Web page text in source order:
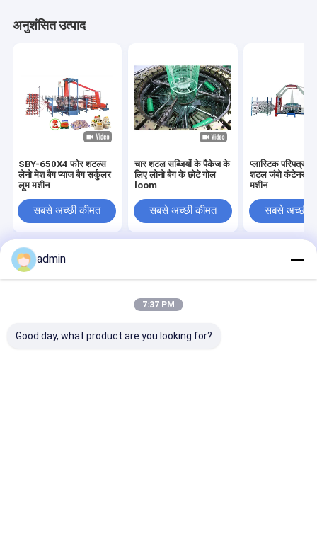
अनुशंसित उत्पाद
SBY-650X4 फोर शटल्स
लेनो मेश बैग प्याज बैग सर्कुलर
लूम मशीन
सबसे अच्छी कीमत
चार शटल सब्जियों के पैकेज के
लिए लोनो बैग के छोटे गोल
loom
सबसे अच्छी कीमत
प्लास्टिक परिपत्र
शटल जंबो कंटेनर बैग
मशीन
सबसे अच्छी
साइटमैप
Privacy Policy
टेप एक्सट्रूज़न लाइनचीन का कारखाना.Copyright © 2026
CHANGZHOU UNITED WIN PACK CO.,LTD. All Rights Reserved.
admin
7:37 PM
Good day, what product are you looking for?